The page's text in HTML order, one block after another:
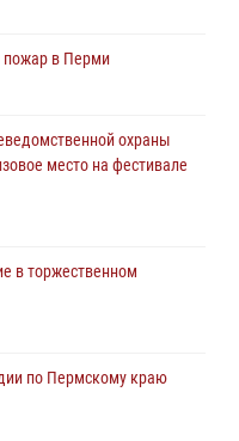
при задержании
пожар в Перми
охраны
место на фестивале
в торжественном
по Пермскому краю